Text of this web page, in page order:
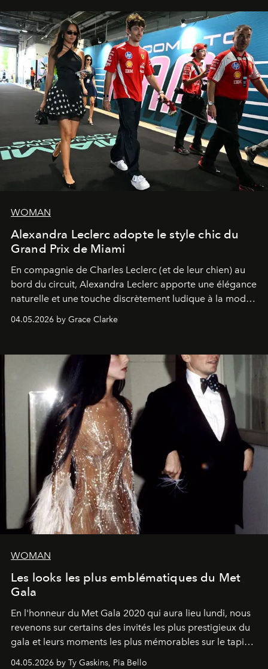
WOMAN
Alexandra Leclerc adopte le style chic du
Grand Prix de Miami
En compagnie de Charles Leclerc (et de leur chien) au
bord du circuit, Alexandra Leclerc apporte une élégance
naturelle et une touche discrètement ludique à la mode
de la Formule 1.
04.05.2026 by Grace Clarke
WOMAN
Les looks les plus emblématiques du Met
Gala
En l'honneur du Met Gala 2020 qui aura lieu lundi, nous
revenons sur certains des invités les plus prestigieux du
gala et leurs moments les plus mémorables sur le tapis
04.05.2026 by Ty Gaskins, Pia Bello